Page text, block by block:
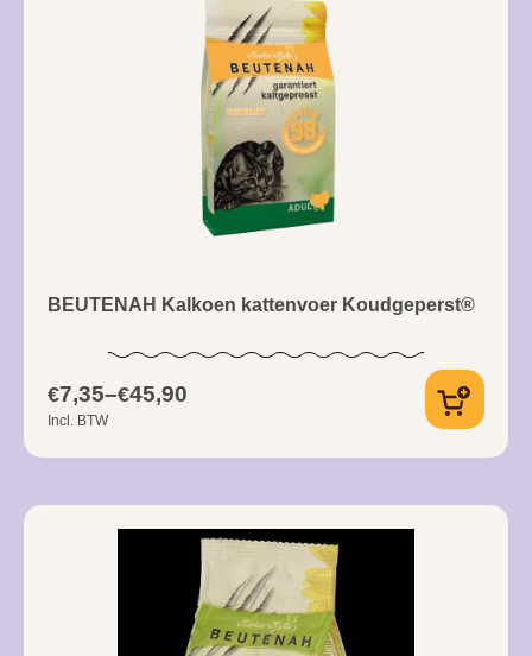
BEUTENAH Kalkoen kattenvoer Koudgeperst®
€7,35–€45,90
Incl. BTW